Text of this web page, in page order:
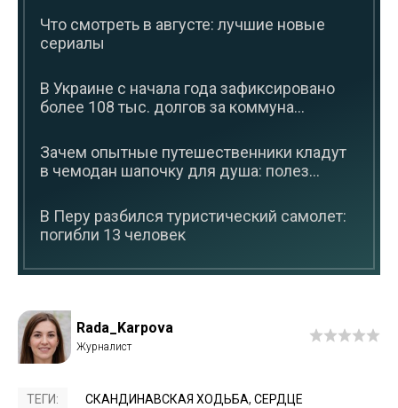
Что смотреть в августе: лучшие новые
сериалы
В Украине с начала года зафиксировано
более 108 тыс. долгов за коммуна...
Зачем опытные путешественники кладут
в чемодан шапочку для душа: полез...
В Перу разбился туристический самолет:
погибли 13 человек
Rada_Karpova
ТЕГИ: СКАНДИНАВСКАЯ ХОДЬБА, СЕРДЦЕ